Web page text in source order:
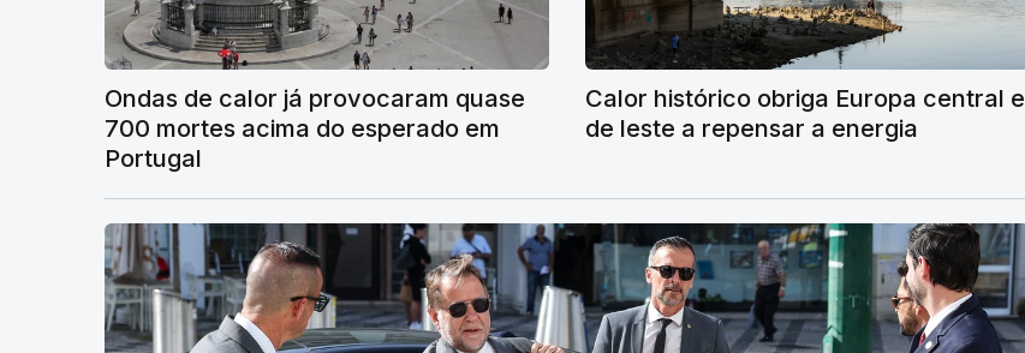
Ondas de calor já provocaram quase
700 mortes acima do esperado em
Portugal
Calor histórico obriga Europa central e
de leste a repensar a energia